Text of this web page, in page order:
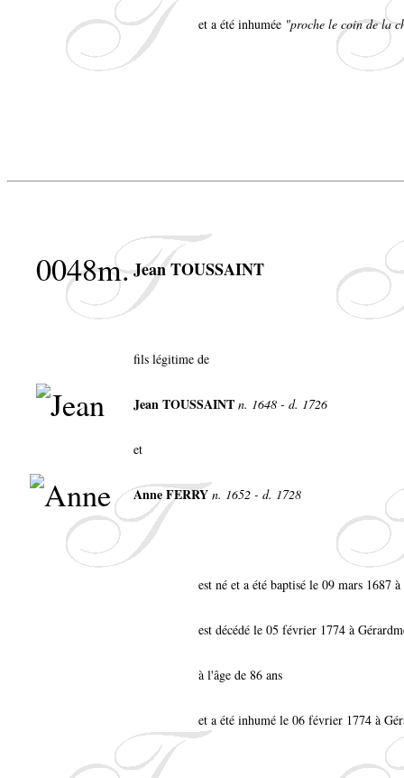
et a été inhumée "proche le coin de la
0048m.Jean TOUSSAINT
fils légitime de
Jean TOUSSAINT n. 1648 - d. 1726
et
Anne FERRY n. 1652 - d. 1728
est né et a été baptisé le 09 mars 1687
est décédé le 05 février 1774 à
à l'âge de 86 ans
et a été inhumé le 06 février 1774 à